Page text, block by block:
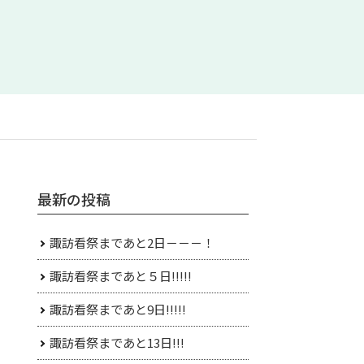
最新の投稿
諏訪看祭まであと2日－－－！
諏訪看祭まであと５日!!!!!
諏訪看祭まであと9日!!!!!
諏訪看祭まであと13日!!!